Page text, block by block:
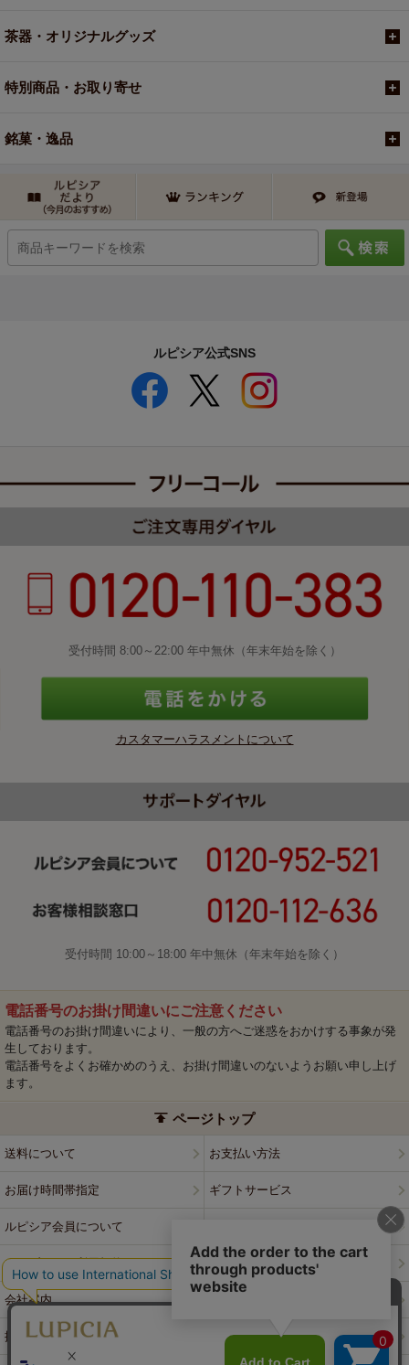
茶器・オリジナルグッズ
特別商品・お取り寄せ
銘菓・逸品
ルピシア公式SNS
受付時間 8:00～22:00 年中無休（年末年始を除く）
カスタマーハラスメントについて
受付時間 10:00～18:00 年中無休（年末年始を除く）
電話番号のお掛け間違いにご注意ください
電話番号のお掛け間違いにより、一般の方へご迷惑をおかけする事象が発
生しております。
電話番号をよくお確かめのうえ、お掛け間違いのないようお願い申し上げ
ます。
ページトップ
送料について お支払い方法
お届け時間帯指定 ギフトサービス
ルピシア会員について
ウェブサイト利用規約 特定商取引法に基づく表記
会社案内
採用情報 ルピシアブランド